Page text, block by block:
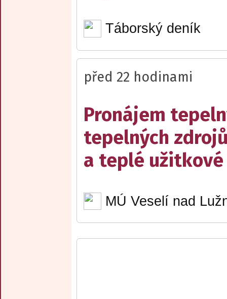
Táborský deník
před 22 hodinami
Pronájem
tepelných
a teplé užitkové
MÚ Veselí nad